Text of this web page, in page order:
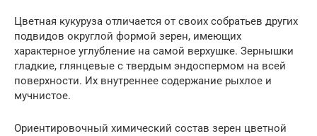
Цветная кукуруза отличается от своих собратьев других
подвидов округлой формой зерен, имеющих
характерное углубление на самой верхушке. Зернышки
гладкие, глянцевые с твердым эндоспермом на всей
поверхности. Их внутреннее содержание рыхлое и
мучнистое.
Ориентировочный химический состав зерен цветной